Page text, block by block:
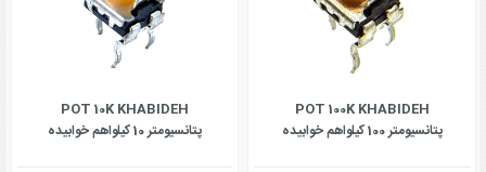
POT 100K KHABIDEH
پتانسیومتر 100 کیلواهم خوابیده
POT 10K KHABIDEH
پتانسیومتر 10 کیلواهم خوابیده